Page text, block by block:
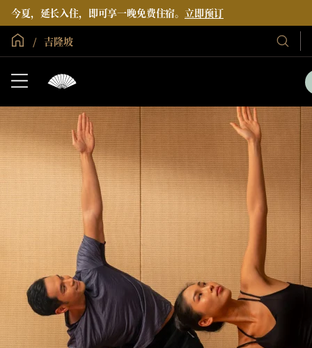
今夏，延长入住，即可享一晚免费住宿。 立即预订
全球首页
吉隆坡
我
们
和
度
假
村